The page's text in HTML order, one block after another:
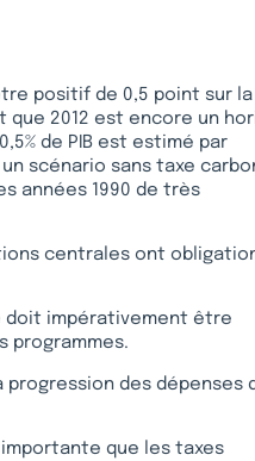
positif de 0,5 point sur la
que 2012 est encore un
de PIB est estimé par
scénario sans taxe
années 1990 de très
centrales ont
doit impérativement être
programmes.
des dépenses
que les taxes